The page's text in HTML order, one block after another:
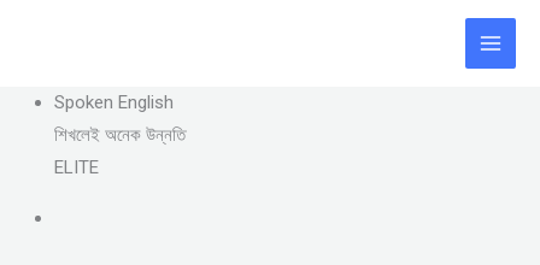
Spoken English
শিখলেই অনেক উন্নতি
ELITE